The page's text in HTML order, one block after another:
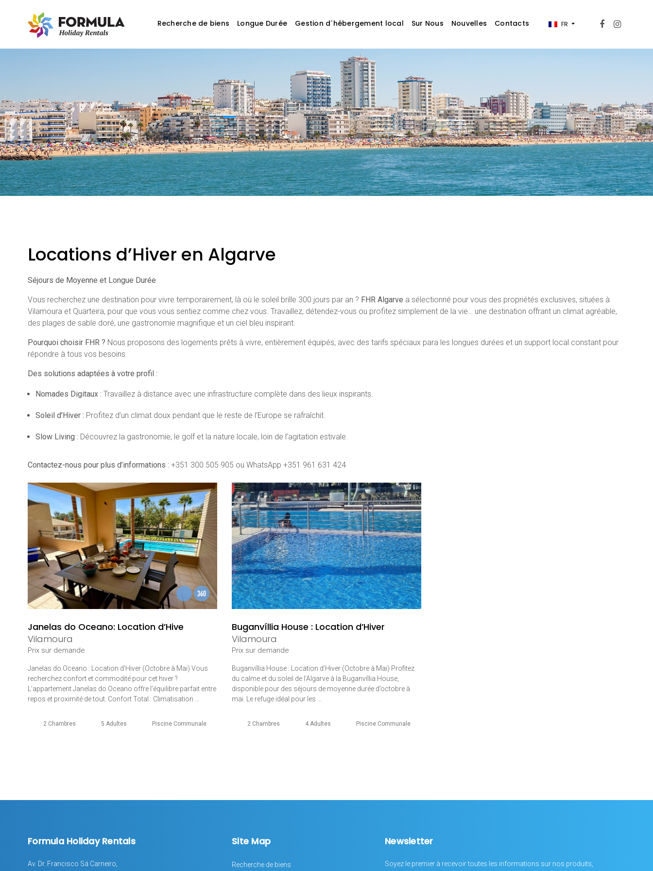
Recherche de biens Longue Durée Gestion d´hébergement local Sur Nous Nouvelles Contacts FR
Locations d’Hiver en Algarve
Séjours de Moyenne et Longue Durée
Vous recherchez une destination pour vivre temporairement, là où le soleil brille 300 jours par an ? FHR Algarve a sélectionné pour vous des propriétés exclusives, situées à
Vilamoura et Quarteira, pour que vous vous sentiez comme chez vous. Travaillez, détendez-vous ou profitez simplement de la vie… une destination offrant un climat agréable,
des plages de sable doré, une gastronomie magnifique et un ciel bleu inspirant.
Pourquoi choisir FHR ? Nous proposons des logements prêts à vivre, entièrement équipés, avec des tarifs spéciaux para les longues durées et un support local constant pour
répondre à tous vos besoins.
Des solutions adaptées à votre profil :
Nomades Digitaux : Travaillez à distance avec une infrastructure complète dans des lieux inspirants.
Soleil d’Hiver : Profitez d’un climat doux pendant que le reste de l’Europe se rafraîchit.
Slow Living : Découvrez la gastronomie, le golf et la nature locale, loin de l’agitation estivale.
Contactez-nous pour plus d’informations : +351 300 505 905 ou WhatsApp +351 961 631 424
Janelas do Oceano: Location d’Hive
Vilamoura
Prix ​​sur demande
Janelas do Oceano : Location d’Hiver (Octobre à Mai) Vous
recherchez confort et commodité pour cet hiver ?
L’appartement Janelas do Oceano offre l’équilibre parfait entre
repos et proximité de tout. Confort Total : Climatisation …
2 Chambres 5 Adultes Piscine Communale
Buganvíllia House : Location d’Hiver
Vilamoura
Prix ​​sur demande
Buganvíllia House : Location d’Hiver (Octobre à Mai) Profitez
du calme et du soleil de l’Algarve à la Buganvíllia House,
disponible pour des séjours de moyenne durée d’octobre à
mai. Le refuge idéal pour les …
2 Chambres 4 Adultes Piscine Communale
Formula Holiday Rentals
Av. Dr. Francisco Sá Carneiro,
Site Map
Recherche de biens
Newsletter
Soyez le premier à recevoir toutes les informations sur nos produits,